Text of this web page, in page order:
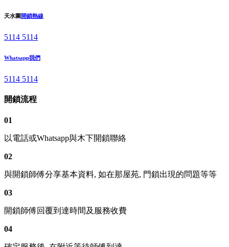
天水圍開鎖熱線
5114 5114
Whatsapp我們
5114 5114
開鎖流程
01
以電話或Whatsapp與木下開鎖聯絡
02
與開鎖師傅分享基本資料, 如在那屋苑, 門鎖出現的問題等等
03
開鎖師傅回覆到達時間及服務收費
04